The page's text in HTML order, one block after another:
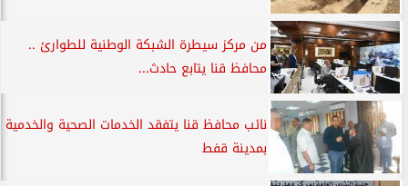
من مركز سيطرة الشبكة الوطنية للطوارئ ..
محافظ قنا يتابع حادث...
نائب محافظ قنا يتفقد الخدمات الصحية والخدمية
بمدينة قفط